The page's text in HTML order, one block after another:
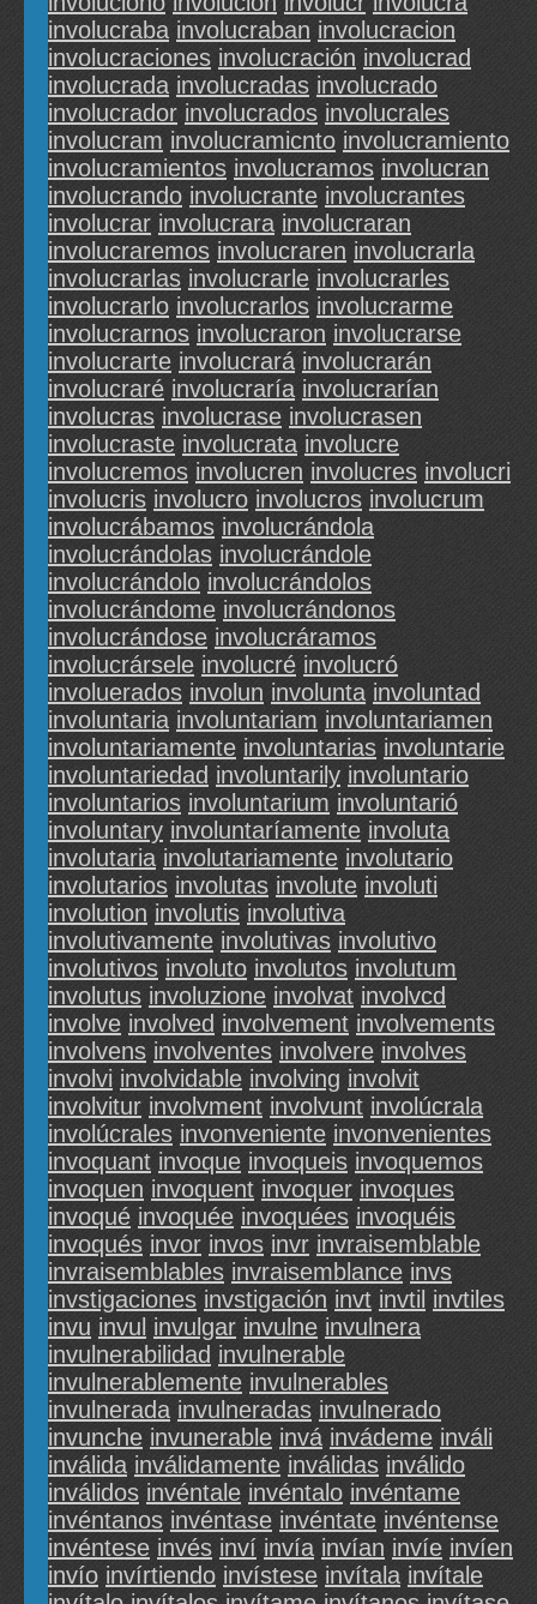
involucraba involucraban involucracion
involucraciones involucración involucrad
involucrada involucradas involucrado
involucrador involucrados involucrales
involucram involucramicnto involucramiento
involucramientos involucramos involucran
involucrando involucrante involucrantes
involucrar involucrara involucraran
involucraremos involucraren involucrarla
involucrarlas involucrarle involucrarles
involucrarlo involucrarlos involucrarme
involucrarnos involucraron involucrarse
involucrarte involucrará involucrarán
involucraré involucraría involucrarían
involucras involucrase involucrasen
involucraste involucrata involucre
involucremos involucren involucres involucri
involucris involucro involucros involucrum
involucrábamos involucrándola
involucrándolas involucrándole
involucrándolo involucrándolos
involucrándome involucrándonos
involucrándose involucráramos
involucrársele involucré involucró
involuerados involun involunta involuntad
involuntaria involuntariam involuntariamen
involuntariamente involuntarias involuntarie
involuntariedad involuntarily involuntario
involuntarios involuntarium involuntarió
involuntary involuntaríamente involuta
involutaria involutariamente involutario
involutarios involutas involute involuti
involution involutis involutiva
involutivamente involutivas involutivo
involutivos involuto involutos involutum
involutus involuzione involvat involvcd
involve involved involvement involvements
involvens involventes involvere involves
involvi involvidable involving involvit
involvitur involvment involvunt involúcrala
involúcrales invonveniente invonvenientes
invoquant invoque invoqueis invoquemos
invoquen invoquent invoquer invoques
invoqué invoquée invoquées invoquéis
invoqués invor invos invr invraisemblable
invraisemblables invraisemblance invs
invstigaciones invstigación invt invtil invtiles
invu invul invulgar invulne invulnera
invulnerabilidad invulnerable
invulnerablemente invulnerables
invulnerada invulneradas invulnerado
invunche invunerable invá invádeme inváli
inválida inválidamente inválidas inválido
inválidos invéntale invéntalo invéntame
invéntanos invéntase invéntate invéntense
invéntese invés inví invía invían invíe invíen
invío invírtiendo invístese invítala invítale